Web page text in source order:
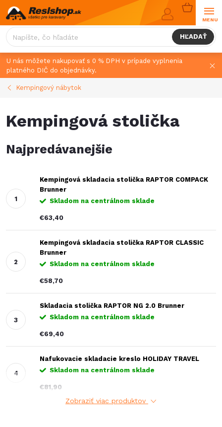
Prejsť
na
obsah
HĽADAŤ
KOŠÍK
U nás môžete nakupovať s 0 % DPH v prípade vyplnenia
platného DIČ do objednávky.
Kempingový nábytok
Kempingová stolička
Najpredávanejšie
Kempingová skladacia stolička RAPTOR COMPACK
Brunner
Skladom na centrálnom sklade
€63,40
Kempingová skladacia stolička RAPTOR CLASSIC
Brunner
Skladom na centrálnom sklade
€58,70
Skladacia stolička RAPTOR NG 2.0 Brunner
Skladom na centrálnom sklade
€69,40
Nafukovacie skladacie kreslo HOLIDAY TRAVEL
Skladom na centrálnom sklade
€81,90
Zobraziť viac produktov